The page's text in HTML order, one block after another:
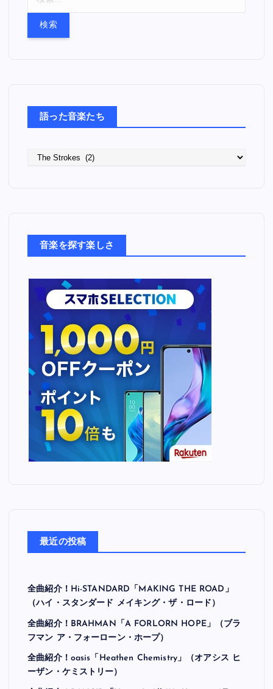
語った音楽たち
音楽を探す楽しさ
最近の投稿
全曲紹介！Hi-STANDARD「MAKING THE ROAD」
（ハイ・スタンダード メイキング・ザ・ロード）
全曲紹介！BRAHMAN「A FORLORN HOPE」（ブラ
フマン ア・フォーローン・ホープ）
全曲紹介！oasis「Heathen Chemistry」（オアシス ヒ
ーザン・ケミストリー）